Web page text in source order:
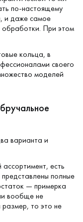
по-настоящему
и даже самое
обработки. При этом
кольца, в
своего
моделей
варианта и
есть
полные
— примерка
вообще не
то это не